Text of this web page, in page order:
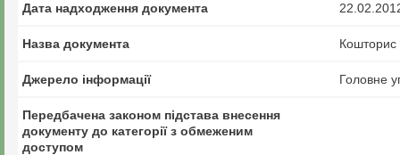
Дата надходження документа
Назва документа Кошторис
Джерело інформації Головне
Передбачена законом підстава внесення
документу до категорії з обмеженим
доступом